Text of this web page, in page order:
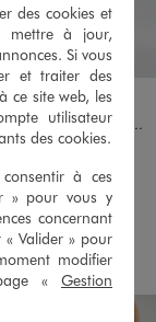
en 1 coloris
GRIS FONCE
intérieur molletonné homme
17,99 €
4.5/5 de moyenne
(55 avis)
AJOUTER AU PANIER
des cookies et
mettre à jour,
Si vous
et traiter des
ce site web, les
utilisateur
des cookies.
à ces
» pour vous y
concernant
Valider » pour
modifier
« Gestion